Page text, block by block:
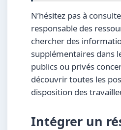
N’hésitez pas à
responsable des
chercher des
supplémentaires dans
publics ou privés
découvrir toutes les
disposition des
Intégrer un